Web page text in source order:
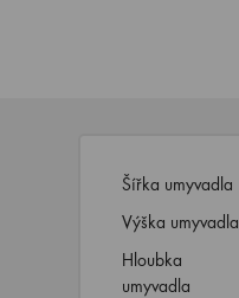
Šířka umyvadla
Výška umyvadla
Hloubka
umyvadla